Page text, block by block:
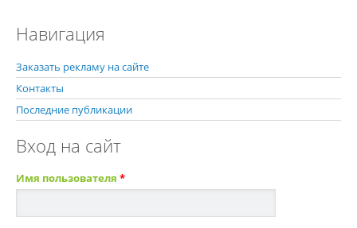
Навигация
Заказать рекламу на сайте
Контакты
Последние публикации
Вход на сайт
Имя пользователя *